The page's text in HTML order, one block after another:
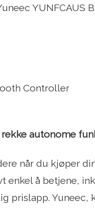
YUNFCAUS
Controller
autonome
når du kjøper
enkel å betjene,
prislapp. Yuneec,